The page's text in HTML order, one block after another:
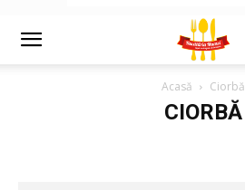
Acasă Ciorbă
CIORBĂ